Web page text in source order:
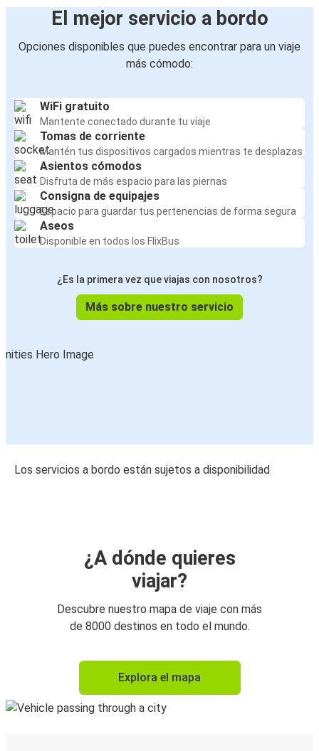
El mejor servicio a bordo
Opciones disponibles que puedes encontrar para un viaje
más cómodo:
WiFi gratuito
Mantente conectado durante tu viaje
Tomas de corriente
Mantén tus dispositivos cargados mientras te desplazas
Asientos cómodos
Disfruta de más espacio para las piernas
Consigna de equipajes
Espacio para guardar tus pertenencias de forma segura
Aseos
Disponible en todos los FlixBus
¿Es la primera vez que viajas con nosotros?
Más sobre nuestro servicio
Los servicios a bordo están sujetos a disponibilidad
¿A dónde quieres
viajar?
Descubre nuestro mapa de viaje con más
de 8000 destinos en todo el mundo.
Explora el mapa